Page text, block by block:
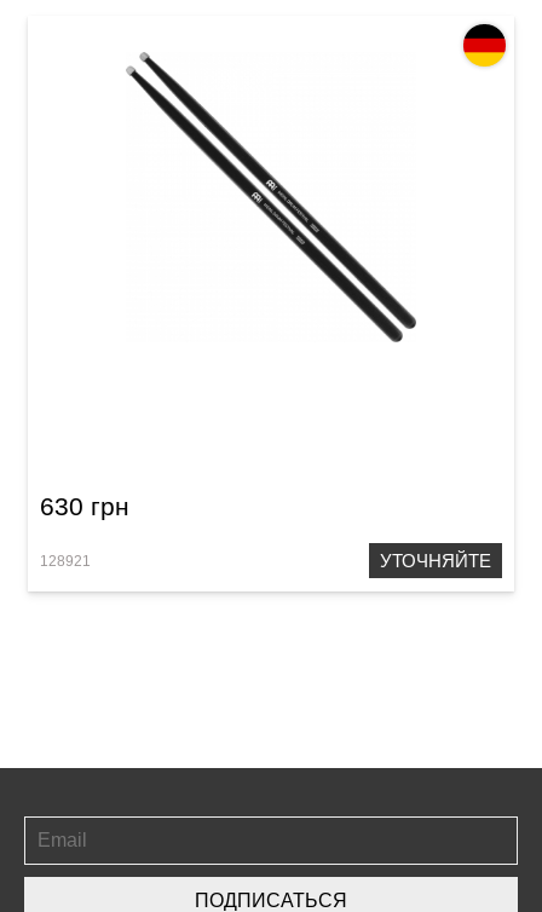
630 грн
128921 УТОЧНЯЙТЕ
ПОДПИСАТЬСЯ